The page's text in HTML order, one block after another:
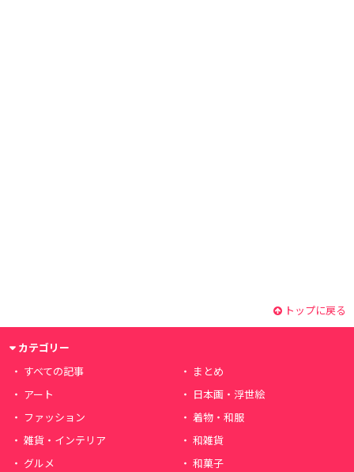
トップに戻る
カテゴリー
すべての記事
まとめ
アート
日本画・浮世絵
ファッション
着物・和服
雑貨・インテリア
和雑貨
グルメ
和菓子